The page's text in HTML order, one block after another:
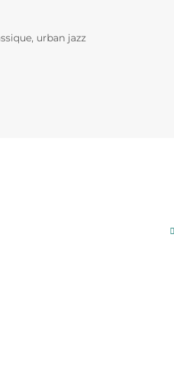
urban jazz